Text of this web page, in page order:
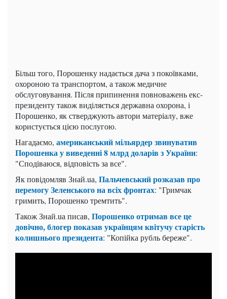
Більш того, Порошенку надається дача з покоївками,
охороною та транспортом, а також медичне
обслуговування. Після припинення повноважень екс-
президенту також виділяється державна охорона, і
Порошенко, як стверджують автори матеріалу, вже
користується цією послугою.
Нагадаємо, американський мільярдер звинуватив
Порошенка у виведенні 8 млрд доларів з України:
"Сподіваюся, відповість за все".
Як повідомляв Знай.uа, Пальчевський розказав про
перемогу Зеленського на всіх фронтах: "Гримчак
гримить, Порошенко тремтить".
Також Знай.uа писав, Порошенко отримав все це
довічно, блогер показав українцям квітучу старість
колишнього президента: "Копійка рубль береже".